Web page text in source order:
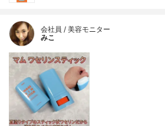
会社員 / 美容モニター
みこ